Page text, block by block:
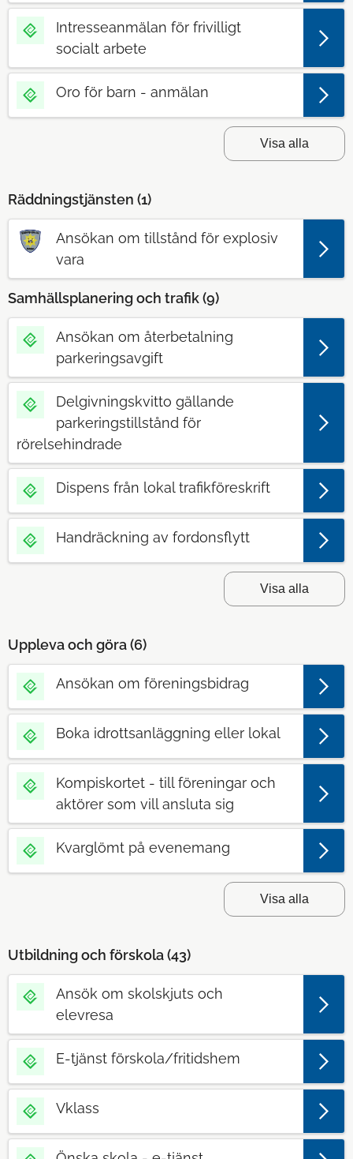
Intresseanmälan för frivilligt
socialt arbete
Oro för barn - anmälan
Visa alla
Räddningstjänsten (1)
Ansökan om tillstånd för explosiv
vara
Samhällsplanering och trafik (9)
Ansökan om återbetalning
parkeringsavgift
Delgivningskvitto gällande
parkeringstillstånd för
rörelsehindrade
Dispens från lokal trafikföreskrift
Handräckning av fordonsflytt
Visa alla
Uppleva och göra (6)
Ansökan om föreningsbidrag
Boka idrottsanläggning eller lokal
Kompiskortet - till föreningar och
aktörer som vill ansluta sig
Kvarglömt på evenemang
Visa alla
Utbildning och förskola (43)
Ansök om skolskjuts och
elevresa
E-tjänst förskola/fritidshem
Vklass